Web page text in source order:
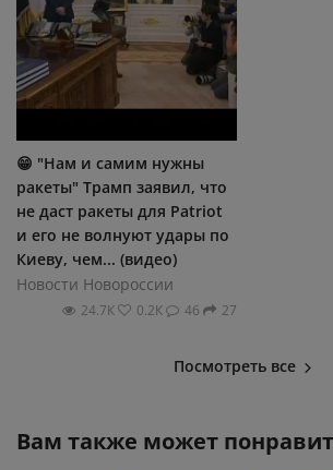
😁 "Нам и самим нужны
ракеты" Трамп заявил, что
не даст ракеты для Patriot
и его не волнуют удары по
Киеву, чем... (видео)
Новости Новороссии
24.7К 0.2К 46 27
Посмотреть все
Вам также может